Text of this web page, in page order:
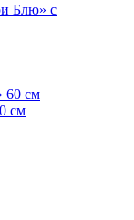
Блю» с
см